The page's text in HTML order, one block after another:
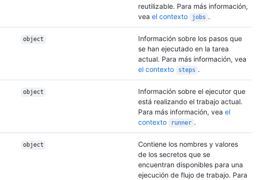
reutilizable. Para más información,
vea el contexto jobs .
object
Información sobre los pasos que
se han ejecutado en la tarea
actual. Para más información, vea
el contexto
steps .
object
Información sobre el ejecutor que
está realizando el trabajo actual.
Para más información, vea el
contexto
runner .
object
Contiene los nombres y valores
de los secretos que se
encuentran disponibles para una
ejecución de flujo de trabajo. Para